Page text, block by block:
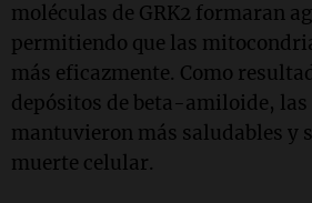
moléculas de GRK2 formaran
permitiendo que las
más eficazmente. Como
depósitos de beta-amiloide, las
mantuvieron más saludables y
muerte celular.